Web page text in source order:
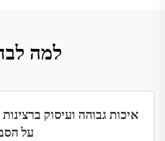
למה
איכות גבוהה ועיסוק
על